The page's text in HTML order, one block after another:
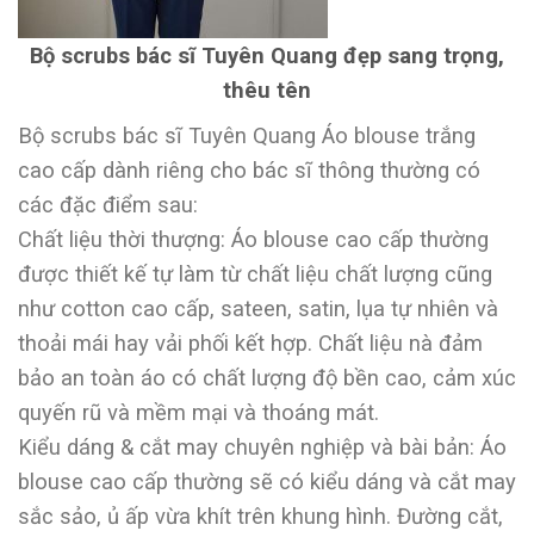
Bộ scrubs bác sĩ Tuyên Quang đẹp sang trọng,
thêu tên
Bộ scrubs bác sĩ Tuyên Quang Áo blouse trắng
cao cấp dành riêng cho bác sĩ thông thường có
các đặc điểm sau:
Chất liệu thời thượng: Áo blouse cao cấp thường
được thiết kế tự làm từ chất liệu chất lượng cũng
như cotton cao cấp, sateen, satin, lụa tự nhiên và
thoải mái hay vải phối kết hợp. Chất liệu nà đảm
bảo an toàn áo có chất lượng độ bền cao, cảm xúc
quyến rũ và mềm mại và thoáng mát.
Kiểu dáng & cắt may chuyên nghiệp và bài bản: Áo
blouse cao cấp thường sẽ có kiểu dáng và cắt may
sắc sảo, ủ ấp vừa khít trên khung hình. Đường cắt,